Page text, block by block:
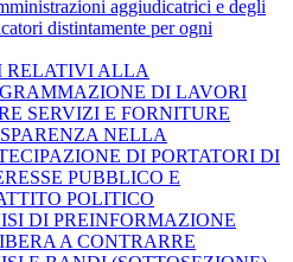
aggiudicatrici e degli
distintamente per ogni
RELATIVI ALLA
DI LAVORI
SERVIZI E FORNITURE
NELLA
DI PORTATORI DI
PUBBLICO E
POLITICO
DI PREINFORMAZIONE
A CONTRARRE